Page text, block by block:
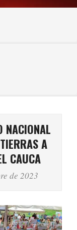
NACIONAL
A
CAUCA
de 2023